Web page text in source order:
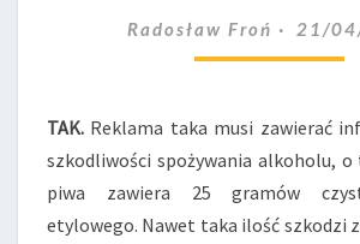
NA
Radosław Froń 21/
TAK. Reklama taka musi zawierać
szkodliwości spożywania alkoholu,
piwa zawiera 25 gramów
etylowego. Nawet taka ilość szkodzi